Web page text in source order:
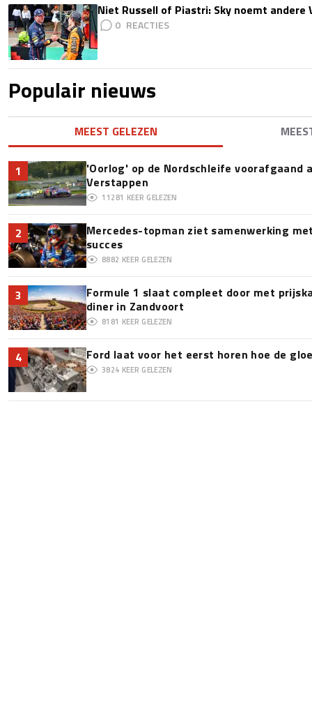
Niet Russell of Piastri: Sky noemt
0
Populair nieuws
MEEST GELEZEN
1
'Oorlog' op de Nordschleife voorafgaand
Verstappen
11281 KEER GELEZEN
2
Mercedes-topman ziet samenwerking
succes
8882 KEER GELEZEN
3
Formule 1 slaat compleet door met
diner in Zandvoort
8181 KEER GELEZEN
4 Ford laat voor het eerst horen hoe de
3824 KEER GELEZEN